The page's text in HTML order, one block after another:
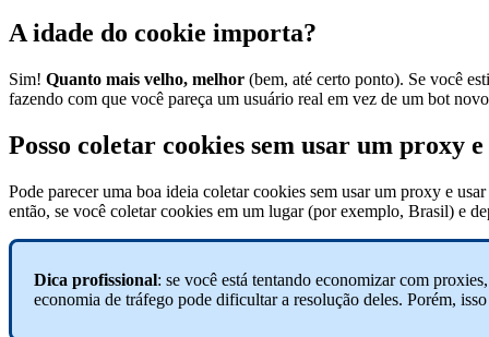
A idade do cookie importa?
Sim! Quanto mais velho, melhor (bem, até certo ponto). Se você
fazendo com que você pareça um usuário real em vez de um bot
Posso coletar cookies sem usar um proxy
Pode parecer uma boa ideia coletar cookies sem usar um proxy e
então, se você coletar cookies em um lugar (por exemplo, Brasil) e
Dica profissional: se você está tentando economizar com
economia de tráfego pode dificultar a resolução deles. Porém,